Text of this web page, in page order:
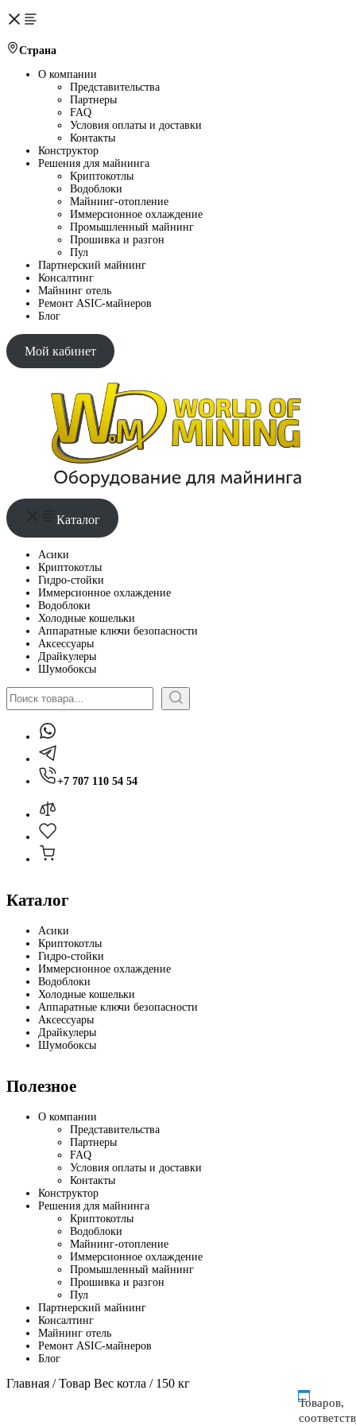
Страна
О компании
Представительства
Партнеры
FAQ
Условия оплаты и доставки
Контакты
Конструктор
Решения для майнинга
Криптокотлы
Водоблоки
Майнинг-отопление
Иммерсионное охлаждение
Промышленный майнинг
Прошивка и разгон
Пул
Партнерский майнинг
Консалтинг
Майнинг отель
Ремонт ASIC-майнеров
Блог
Мой кабинет
Каталог
Асики
Криптокотлы
Гидро-стойки
Иммерсионное охлаждение
Водоблоки
Холодные кошельки
Аппаратные ключи безопасности
Аксессуары
Драйкулеры
Шумобоксы
Поиск
+7 707 110 54 54
Каталог
Асики
Криптокотлы
Гидро-стойки
Иммерсионное охлаждение
Водоблоки
Холодные кошельки
Аппаратные ключи безопасности
Аксессуары
Драйкулеры
Шумобоксы
Полезное
О компании
Представительства
Партнеры
FAQ
Условия оплаты и доставки
Контакты
Конструктор
Решения для майнинга
Криптокотлы
Водоблоки
Майнинг-отопление
Иммерсионное охлаждение
Промышленный майнинг
Прошивка и разгон
Пул
Партнерский майнинг
Консалтинг
Майнинг отель
Ремонт ASIC-майнеров
Блог
Главная / Товар Вес котла / 150 кг
Товаров,